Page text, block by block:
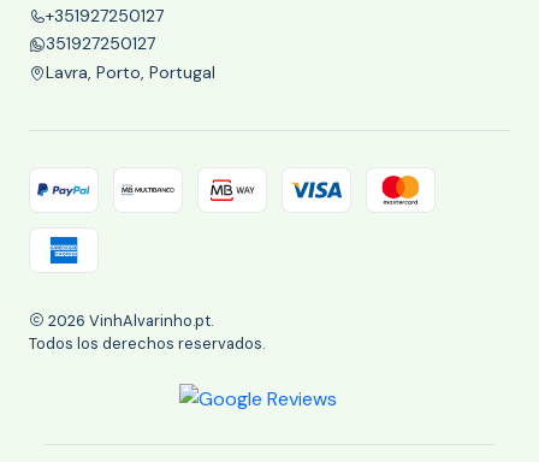
+351927250127
351927250127
Lavra, Porto, Portugal
2026 VinhAlvarinho.pt.
Todos los derechos reservados.